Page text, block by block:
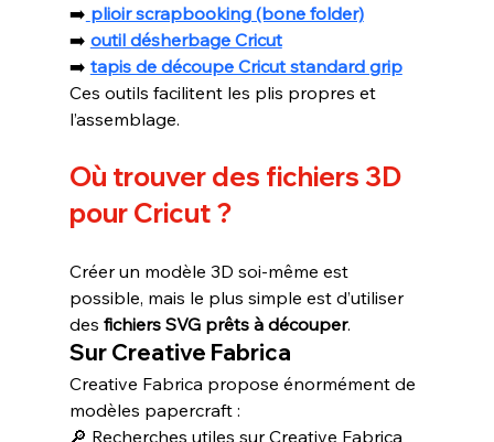
➡️ plioir scrapbooking (bone folder)
➡️ outil désherbage Cricut
➡️ tapis de découpe Cricut standard grip
Ces outils facilitent les plis propres et
l’assemblage.
Où trouver des fichiers 3D
pour Cricut ?
Créer un modèle 3D soi-même est
possible, mais le plus simple est d’utiliser
des fichiers SVG prêts à découper.
Sur Creative Fabrica
Creative Fabrica propose énormément de
modèles papercraft :
🔎 Recherches utiles sur Creative Fabrica